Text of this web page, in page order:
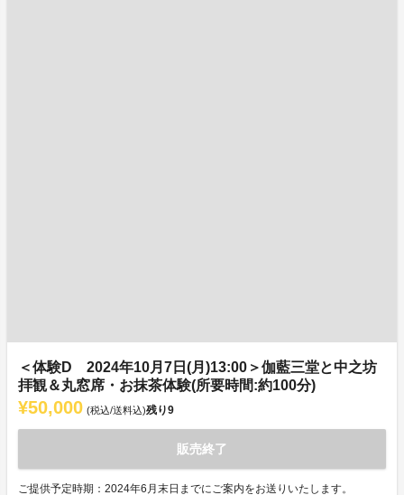
＜体験D 2024年10月7日(月)13:00＞伽藍三堂と中之坊
拝観＆丸窓席・お抹茶体験(所要時間:約100分)
¥50,000 (税込/送料込)残り9
販売終了
ご提供予定時期：2024年6月末日までにご案内をお送りいたします。